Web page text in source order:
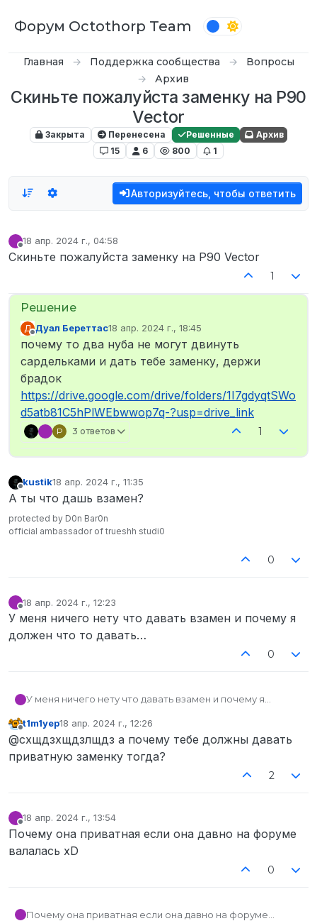
Форум Octothorp Team
Главная Поддержка сообщества
Вопросы
Архив
Скиньте пожалуйста заменку на P90
Vector
Закрыта Перенесена Решенные
Архив
15
6 800 1
Авторизуйтесь, чтобы ответить
18 апр. 2024 г., 04:58
отредактировано
Скиньте пожалуйста заменку на P90 Vector
1
Д
Не в сети
Дуал Береттас18 апр. 2024 г., 18:45
отредактировано
почему то два нуба не могут двинуть
сардельками и дать тебе заменку, держи
брадок
https://drive.google.com/drive/folders/1I7gdyqtSWo
d5atb81C5hPlWEbwwop7q-?usp=drive_link
P 3 ответов 1
kustik18 апр. 2024 г., 11:35
отредактировано
А ты что дашь взамен?
protected by D0n Bar0n
official ambassador of trueshh studi0
0
18 апр. 2024 г., 12:23
отредактировано
У меня ничего нету что давать взамен и почему я
должен что то давать…
0
У меня ничего нету что давать взамен и почему я
t1m1yep18 апр. 2024 г., 12:26
отредактировано
@схщдзхщдзлщдз а почему тебе должны давать
приватную заменку тогда?
2
18 апр. 2024 г., 13:54
отредактировано
Почему она приватная если она давно на форуме
валалась xD
0
Почему она приватная если она давно на форуме